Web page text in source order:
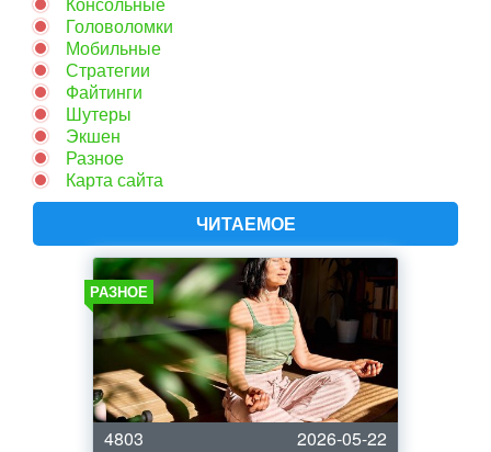
Головоломки
Мобильные
Стратегии
Файтинги
Шутеры
Экшен
Разное
Карта сайта
ЧИТАЕМОЕ
РАЗНОЕ
4803
2026-05-22